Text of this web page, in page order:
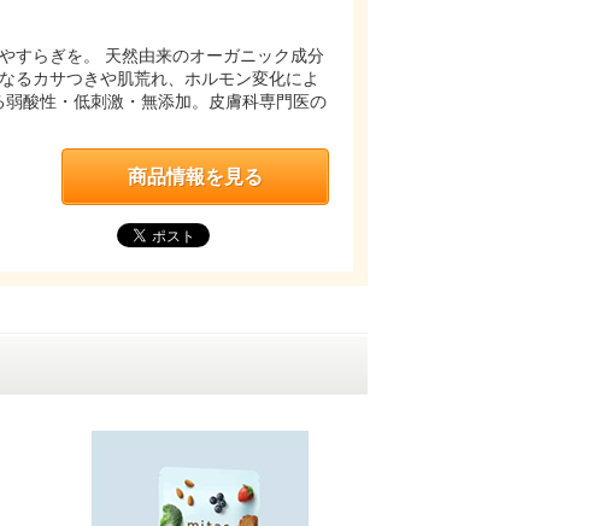
すらぎを。 天然由来のオーガニック成分
るカサつきや肌荒れ、ホルモン変化によ
酸性・低刺激・無添加。⽪膚科専⾨医の
商品情報を見る